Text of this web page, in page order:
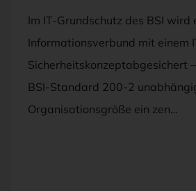
Im IT-Grundschutz des BSI wird
Informationsverbund mit einem
Sicherheitskonzeptabgesichert
BSI-Standard 200-2
Organisationsgröße ein zen…